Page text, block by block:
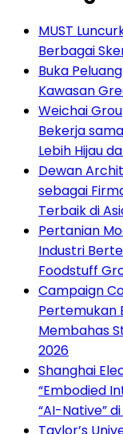
MUST
Berbagai
Buka
Kawasan
Weichai
Bekerja
Lebih Hijau
Dewan
sebagai
Terbaik di
Pertanian
Industri
Foodstuff
Campaign
Pertemukan
Membahas
2026
Shanghai
“Embodied
“AI-Native”